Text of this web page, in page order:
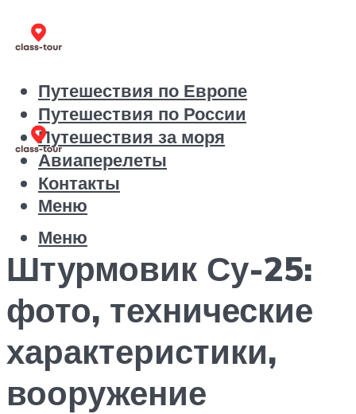
Путешествия по Европе
Путешествия по России
Путешествия за моря
Авиаперелеты
Контакты
Меню
Меню
Штурмовик Су-25:
фото, технические
характеристики,
вооружение